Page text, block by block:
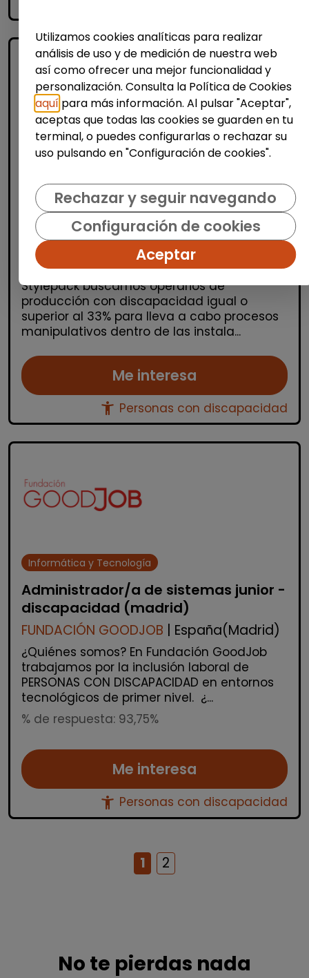
Logística, Almacén y Compras
Producción, Industria y Calidad
Operario/a de producción (alcalá de
henares)
| España(Madrid)
OPERARIOS/AS DE PRODUCCIÓN Desde
Stylepack buscamos operarios de
producción con discapacidad igual o
superior al 33% para lleva a cabo procesos
manipulativos dentro de las instala...
Me interesa
accessibility_new Personas con discapacidad
Informática y Tecnología
Administrador/a de sistemas junior -
discapacidad (madrid)
FUNDACIÓN GOODJOB | España(Madrid)
¿Quiénes somos? En Fundación GoodJob
trabajamos por la inclusión laboral de
PERSONAS CON DISCAPACIDAD en entornos
tecnológicos de primer nivel. ¿...
% de respuesta: 93,75%
Me interesa
accessibility_new Personas con discapacidad
1 2
No te pierdas nada
Utilizamos cookies analíticas para realizar
análisis de uso y de medición de nuestra web
así como ofrecer una mejor funcionalidad y
personalización. Consulta la Política de Cookies
aquí para más información. Al pulsar "Aceptar",
aceptas que todas las cookies se guarden en tu
terminal, o puedes configurarlas o rechazar su
uso pulsando en "Configuración de cookies".
Rechazar y seguir navegando
Configuración de cookies
Aceptar